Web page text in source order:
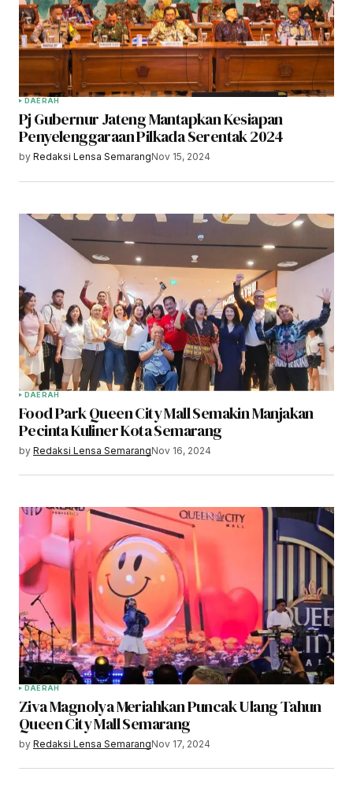
DAERAH
Pj Gubernur Jateng Mantapkan Kesiapan
Penyelenggaraan Pilkada Serentak 2024
by Redaksi Lensa SemarangNov 15, 2024
DAERAH
Food Park Queen City Mall Semakin Manjakan
Pecinta Kuliner Kota Semarang
by Redaksi Lensa SemarangNov 16, 2024
DAERAH
Ziva Magnolya Meriahkan Puncak Ulang Tahun
Queen City Mall Semarang
by Redaksi Lensa SemarangNov 17, 2024